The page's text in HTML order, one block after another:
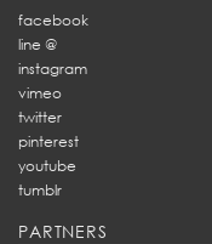
facebook
line @
instagram
vimeo
twitter
pinterest
youtube
tumblr
PARTNERS